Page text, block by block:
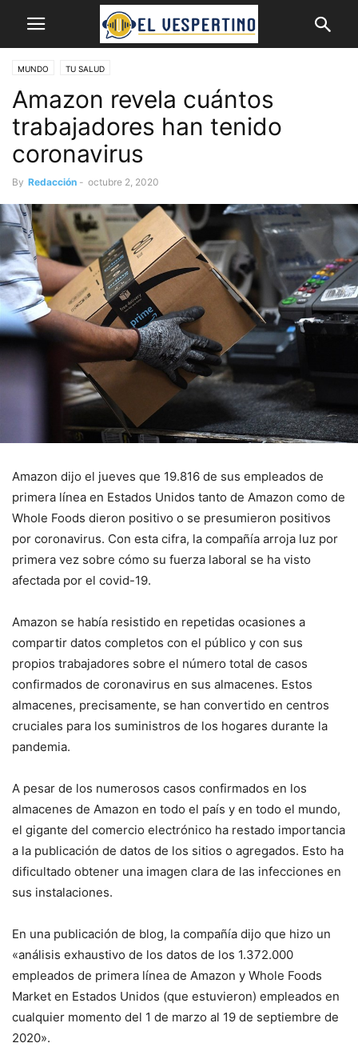
MUNDO TU SALUD
Amazon revela cuántos
trabajadores han tenido
coronavirus
By Redacción - octubre 2, 2020
Amazon dijo el jueves que 19.816 de sus empleados de
primera línea en Estados Unidos tanto de Amazon como de
Whole Foods dieron positivo o se presumieron positivos
por coronavirus. Con esta cifra, la compañía arroja luz por
primera vez sobre cómo su fuerza laboral se ha visto
afectada por el covid-19.
Amazon se había resistido en repetidas ocasiones a
compartir datos completos con el público y con sus
propios trabajadores sobre el número total de casos
confirmados de coronavirus en sus almacenes. Estos
almacenes, precisamente, se han convertido en centros
cruciales para los suministros de los hogares durante la
pandemia.
A pesar de los numerosos casos confirmados en los
almacenes de Amazon en todo el país y en todo el mundo,
el gigante del comercio electrónico ha restado importancia
a la publicación de datos de los sitios o agregados. Esto ha
dificultado obtener una imagen clara de las infecciones en
sus instalaciones.
En una publicación de blog, la compañía dijo que hizo un
«análisis exhaustivo de los datos de los 1.372.000
empleados de primera línea de Amazon y Whole Foods
Market en Estados Unidos (que estuvieron) empleados en
cualquier momento del 1 de marzo al 19 de septiembre de
2020».